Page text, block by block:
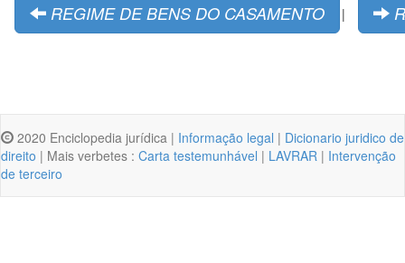
REGIME DE BENS DO CASAMENTO |
2020 Enciclopedia jurídica | Informação legal | Dicionario juridico de
direito | Mais verbetes : Carta testemunhável | LAVRAR | Intervenção
de terceiro